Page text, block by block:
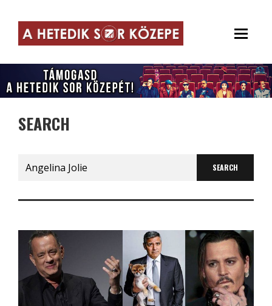
SEARCH
Search
for: